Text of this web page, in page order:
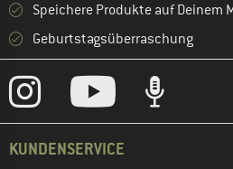
Speichere Produkte auf Deinem
Geburtstagsüberraschung
KUNDENSERVICE